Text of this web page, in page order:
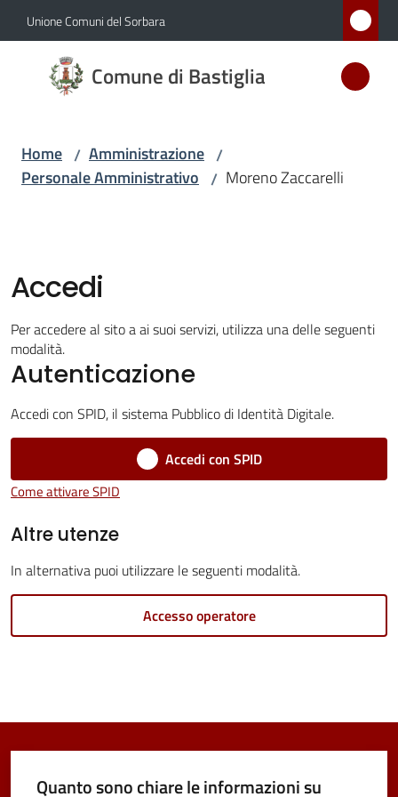
Vai al contenuto
Vai alla navigazione
Vai al footer
Unione Comuni del Sorbara
Comune di Bastiglia
Comune
di
Servizi
Vivere
Bastiglia
Tutti
argomenti...
su
Home / Amministrazione /
Personale Amministrativo / Moreno Zaccarelli
Accedi
Per accedere al sito a ai suoi servizi, utilizza una delle seguenti
modalità.
Autenticazione
Accedi con SPID, il sistema Pubblico di Identità Digitale.
Accedi con SPID
Come attivare SPID
Altre utenze
In alternativa puoi utilizzare le seguenti modalità.
Accesso operatore
Quanto sono chiare le informazioni su